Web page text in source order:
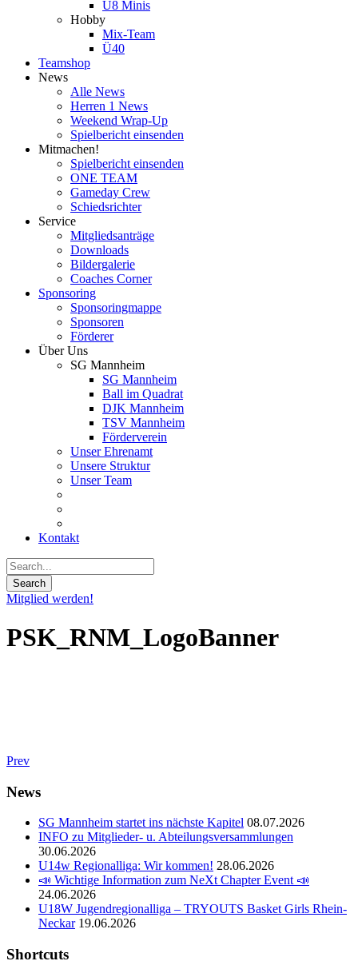
U8 Minis
Hobby
Mix-Team
Ü40
Teamshop
News
Alle News
Herren 1 News
Weekend Wrap-Up
Spielbericht einsenden
Mitmachen!
Spielbericht einsenden
ONE TEAM
Gameday Crew
Schiedsrichter
Service
Mitgliedsanträge
Downloads
Bildergalerie
Coaches Corner
Sponsoring
Sponsoringmappe
Sponsoren
Förderer
Über Uns
SG Mannheim
SG Mannheim
Ball im Quadrat
DJK Mannheim
TSV Mannheim
Förderverein
Unser Ehrenamt
Unsere Struktur
Unser Team
Kontakt
Mitglied werden!
PSK_RNM_LogoBanner
Prev
News
SG Mannheim startet ins nächste Kapitel 08.07.2026
INFO zu Mitglieder- u. Abteilungsversammlungen
30.06.2026
U14w Regionalliga: Wir kommen! 28.06.2026
📣 Wichtige Information zum NeXt Chapter Event 📣
24.06.2026
U18W Jugendregionalliga – TRYOUTS Basket Girls Rhein-
Neckar 19.06.2026
Shortcuts